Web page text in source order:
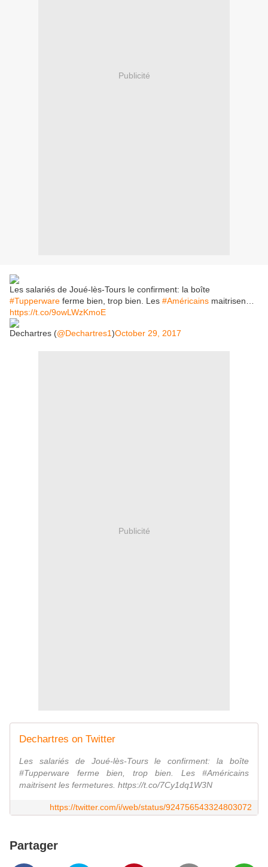
Publicité
Les salariés de Joué-lès-Tours le confirment: la boîte
#Tupperware ferme bien, trop bien. Les #Américains maitrisen…
https://t.co/9owLWzKmoE
Dechartres (@Dechartres1)October 29, 2017
Publicité
Dechartres on Twitter
Les salariés de Joué-lès-Tours le confirment: la boîte
#Tupperware ferme bien, trop bien. Les #Américains
maitrisent les fermetures. https://t.co/7Cy1dq1W3N
https://twitter.com/i/web/status/924756543324803072
Partager